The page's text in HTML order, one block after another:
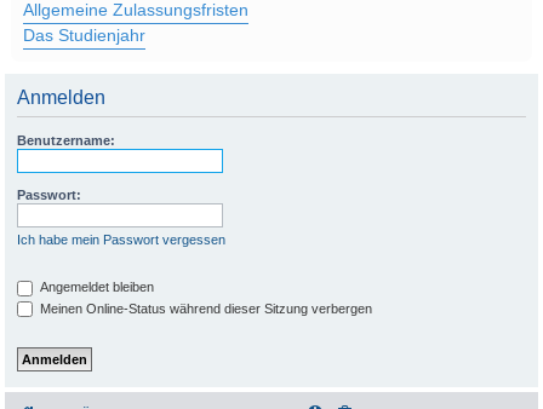
Allgemeine Zulassungsfristen
Das Studienjahr
Anmelden
Benutzername:
Passwort:
Ich habe mein Passwort vergessen
Angemeldet bleiben
Meinen Online-Status während dieser Sitzung verbergen